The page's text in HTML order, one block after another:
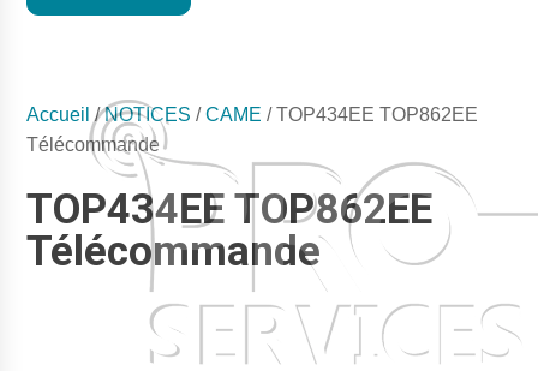
Accueil /NOTICES /CAME / TOP434EE TOP862EE
Télécommande
TOP434EE TOP862EE
Télécommande